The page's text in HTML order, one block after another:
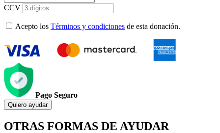
CCV
Acepto los Términos y condiciones de esta donación.
Pago Seguro
Quiero ayudar
OTRAS FORMAS DE AYUDAR